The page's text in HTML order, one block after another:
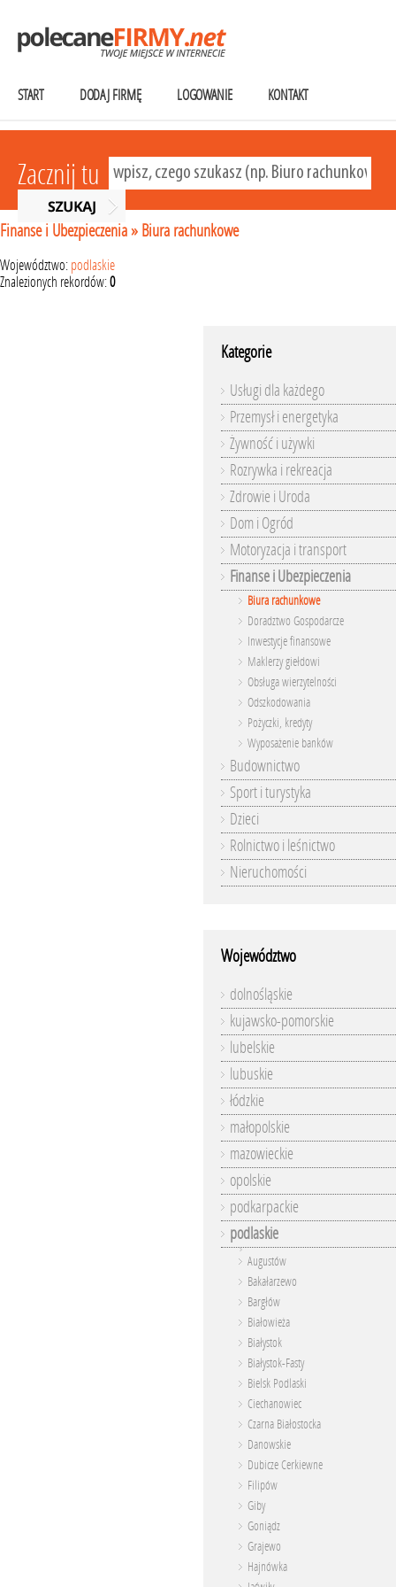
START DODAJ FIRMĘ LOGOWANIE KONTAKT
Zacznij tu
Finanse i Ubezpieczenia» Biura rachunkowe
Województwo: podlaskie
Znalezionych rekordów:0
Kategorie
Usługi dla każdego
Przemysł i energetyka
Żywność i używki
Rozrywka i rekreacja
Zdrowie i Uroda
Dom i Ogród
Motoryzacja i transport
Finanse i Ubezpieczenia
Biura rachunkowe
Doradztwo Gospodarcze
Inwestycje finansowe
Maklerzy giełdowi
Obsługa wierzytelności
Odszkodowania
Pożyczki, kredyty
Wyposażenie banków
Budownictwo
Sport i turystyka
Dzieci
Rolnictwo i leśnictwo
Nieruchomości
Województwo
dolnośląskie
kujawsko-pomorskie
lubelskie
lubuskie
łódzkie
małopolskie
mazowieckie
opolskie
podkarpackie
podlaskie
Augustów
Bakałarzewo
Bargłów
Białowieża
Białystok
Białystok-Fasty
Bielsk Podlaski
Ciechanowiec
Czarna Białostocka
Danowskie
Dubicze Cerkiewne
Filipów
Giby
Goniądz
Grajewo
Hajnówka